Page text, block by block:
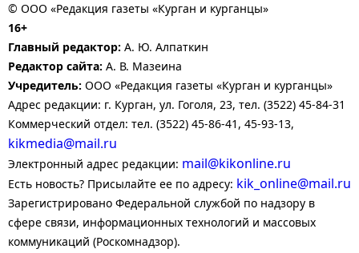
© ООО «Редакция газеты «Курган и курганцы»
16+
Главный редактор: А. Ю. Алпаткин
Редактор сайта: А. В. Мазеина
Учредитель: ООО «Редакция газеты «Курган и курганцы»
Адрес редакции: г. Курган, ул. Гоголя, 23, тел. (3522) 45-84-31
Коммерческий отдел: тел. (3522) 45-86-41, 45-93-13,
kikmedia@mail.ru
Электронный адрес редакции: mail@kikonline.ru
Есть новость? Присылайте ее по адресу: kik_online@mail.ru
Зарегистрировано Федеральной службой по надзору в
сфере связи, информационных технологий и массовых
коммуникаций (Роскомнадзор).